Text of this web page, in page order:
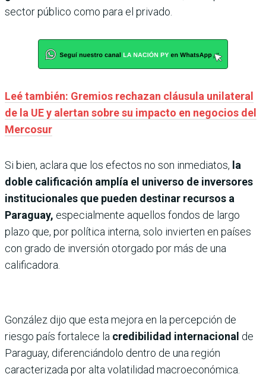
sector público como para el privado.
Leé también: Gremios rechazan cláusula unilateral
de la UE y alertan sobre su impacto en negocios del
Mercosur
Si bien, aclara que los efectos no son inmediatos, la
doble calificación amplía el universo de inversores
institucionales que pueden destinar recursos a
Paraguay, especialmente aquellos fondos de largo
plazo que, por política interna, solo invierten en países
con grado de inversión otorgado por más de una
calificadora.
González dijo que esta mejora en la percepción de
riesgo país fortalece la credibilidad internacional de
Paraguay, diferenciándolo dentro de una región
caracterizada por alta volatilidad macroeconómica.